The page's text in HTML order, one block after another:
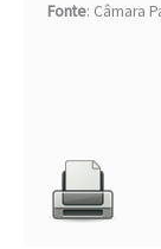
Fonte: Câmara